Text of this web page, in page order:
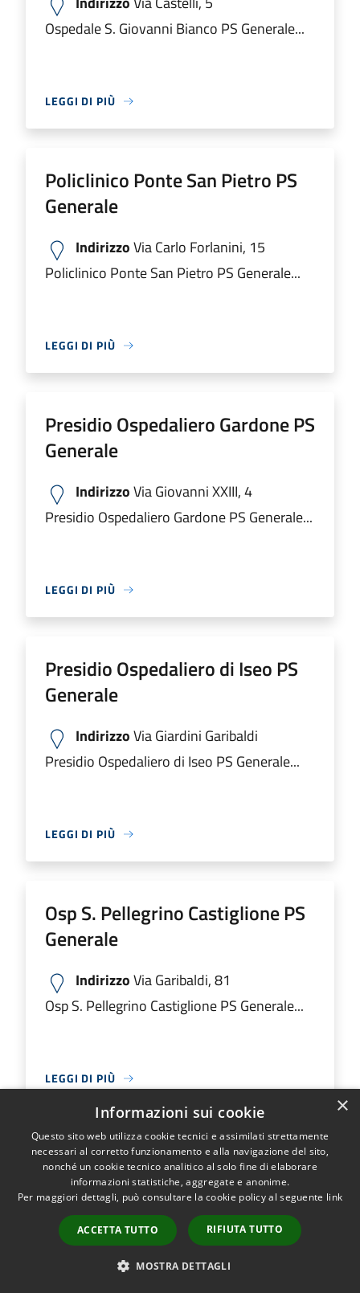
Ospedale S. Giovanni Bianco PS Generale...
LEGGI DI PIÙ
Policlinico Ponte San Pietro PS
Generale
IndirizzoVia Carlo Forlanini, 15
Policlinico Ponte San Pietro PS Generale...
LEGGI DI PIÙ
Presidio Ospedaliero Gardone PS
Generale
IndirizzoVia Giovanni XXIII, 4
Presidio Ospedaliero Gardone PS Generale...
LEGGI DI PIÙ
Presidio Ospedaliero di Iseo PS
Generale
IndirizzoVia Giardini Garibaldi
Presidio Ospedaliero di Iseo PS Generale...
LEGGI DI PIÙ
Osp S. Pellegrino Castiglione PS
Generale
IndirizzoVia Garibaldi, 81
Osp S. Pellegrino Castiglione PS Generale...
LEGGI DI PIÙ
Ospedale M.O. Locatelli Piario PS
Generale
IndirizzoVia Groppino, 22
Ospedale M.O. Locatelli Piario PS Generale...
×
Informazioni sui cookie
Questo sito web utilizza cookie tecnici e assimilati strettamente
necessari al corretto funzionamento e alla navigazione del sito,
nonché un cookie tecnico analitico al solo fine di elaborare
informazioni statistiche, aggregate e anonime.
Per maggiori dettagli, può consultare la cookie policy al seguente link
ACCETTA TUTTO RIFIUTA TUTTO
MOSTRA DETTAGLI